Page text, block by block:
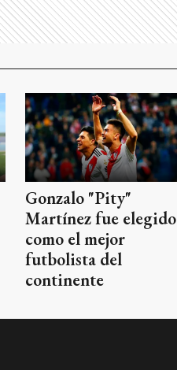
Gonzalo "Pity"
Martínez fue elegido
como el mejor
futbolista del
continente